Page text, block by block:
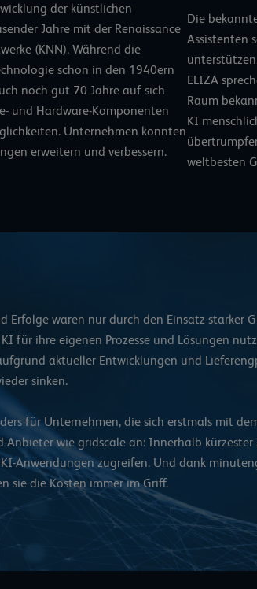
der künstlichen
Jahre mit der Renaissance
(KNN). Während die
schon in den 1940ern
noch gut 70 Jahre auf sich
und Hardware-Komponenten
Unternehmen konnten
erweitern und verbessern.
Die
Assistenten
ELIZA
Raum
KI
weltbesten
Erfolge waren nur durch den Einsatz starker
für ihre eigenen Prozesse und Lösungen
aktueller Entwicklungen und
sinken.
für Unternehmen, die sich erstmals mit
Anbieter wie gridscale an: Innerhalb
Anwendungen zugreifen. Und dank
sie die Kosten immer im Griff.